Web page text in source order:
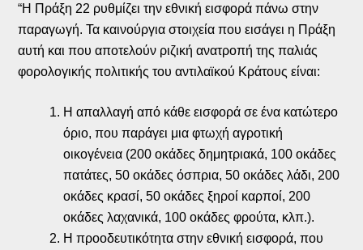
“Η Πράξη 22 ρυθμίζει την εθνική εισφορά πάνω στην
παραγωγή. Τα καινούργια στοιχεία που εισάγει η Πράξη
αυτή και που αποτελούν ριζική ανατροπή της παλιάς
φορολογικής πολιτικής του αντιλαϊκού Κράτους είναι:
Η απαλλαγή από κάθε εισφορά σε ένα κατώτερο
όριο, που παράγει μια φτωχή αγροτική
οικογένεια (200 οκάδες δημητριακά, 100 οκάδες
πατάτες, 50 οκάδες όσπρια, 50 οκάδες λάδι, 200
οκάδες κρασί, 50 οκάδες ξηροί καρποί, 200
οκάδες λαχανικά, 100 οκάδες φρούτα, κλπ.).
Η προοδευτικότητα στην εθνική εισφορά, που